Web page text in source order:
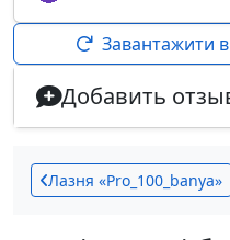
Завантажити
Добавить
Лазня «Pro_100_banya»